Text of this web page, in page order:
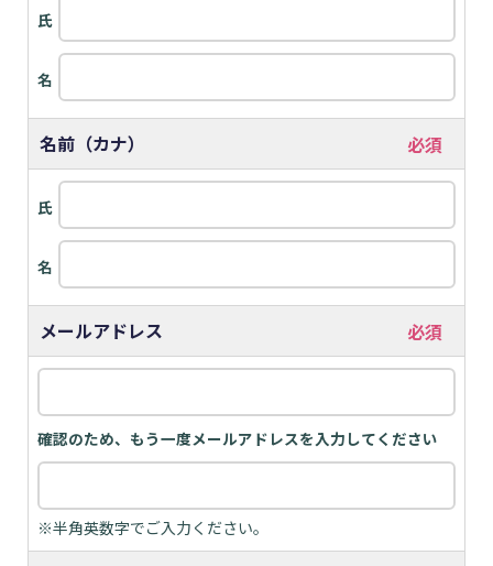
氏
名
名前（カナ）
氏
名
メールアドレス
※半角英数字でご入力ください。